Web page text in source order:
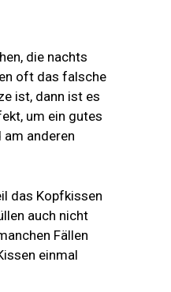
die nachts
oft das falsche
ist, dann ist es
um ein gutes
anderen
das Kopfkissen
auch nicht
Fällen
einmal